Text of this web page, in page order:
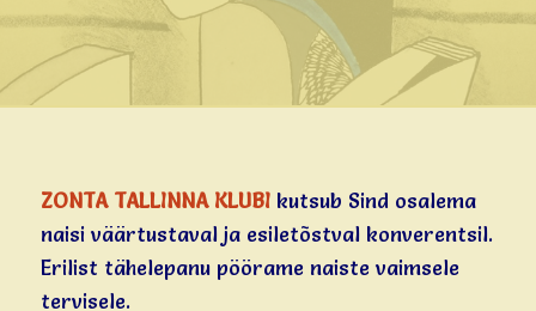
ZONTA TALLINNA KLUBIkutsub Sind osalema
naisi väärtustaval ja esiletõstval konverentsil.
Erilist tähelepanu pöörame naiste vaimsele
tervisele.